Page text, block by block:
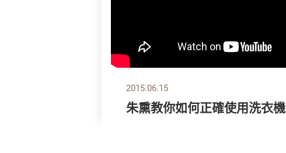
2015.06.15
朱熏教你如何正確使用洗衣機